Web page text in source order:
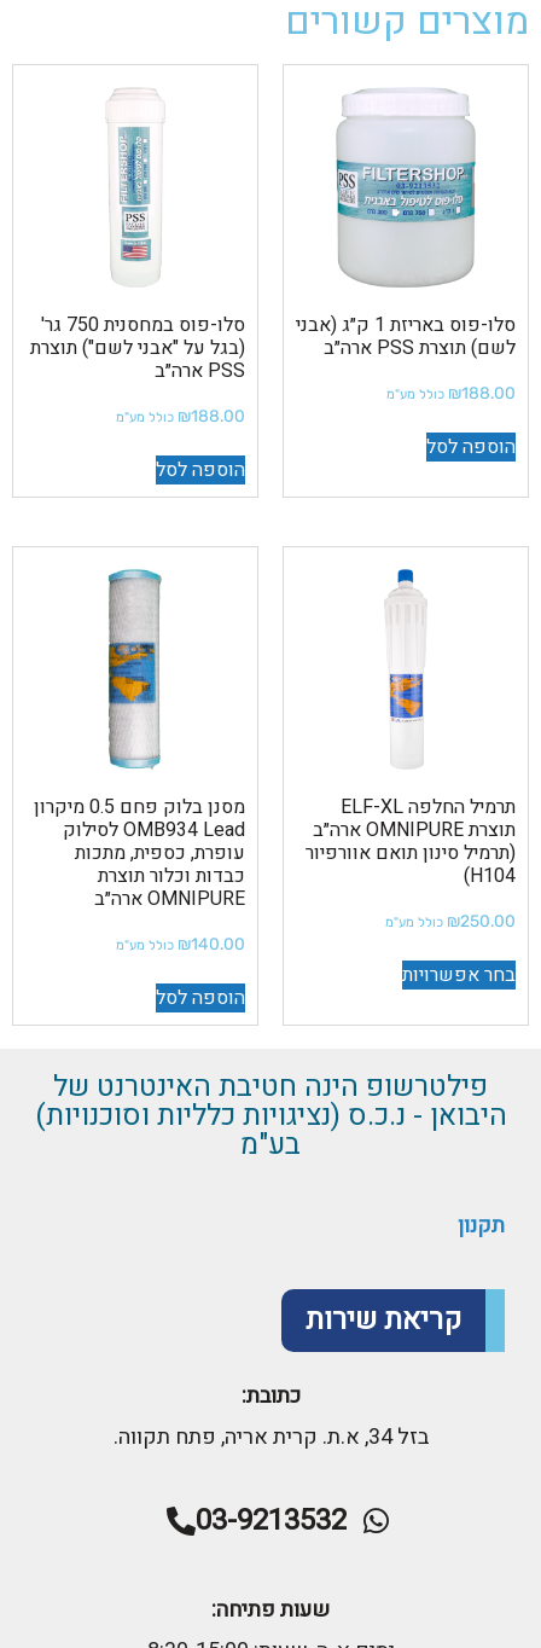
מוצרים קשורים
סלו-פוס באריזת 1 ק״ג (אבני
לשם) תוצרת PSS ארה״ב
₪188.00 כולל מע"מ
הוספה לסל
סלו-פוס במחסנית 750 גר'
(בגל על "אבני לשם") תוצרת
PSS ארה״ב
₪188.00 כולל מע"מ
הוספה לסל
תרמיל החלפה ELF-XL
תוצרת OMNIPURE ארה״ב
(תרמיל סינון תואם אוורפיור
H104)
₪250.00 כולל מע"מ
בחר אפשרויות
מסנן בלוק פחם 0.5 מיקרון
OMB934 Lead לסילוק
עופרת, כספית, מתכות
כבדות וכלור תוצרת
OMNIPURE ארה״ב
₪140.00 כולל מע"מ
הוספה לסל
פילטרשופ הינה חטיבת האינטרנט של
היבואן - נ.כ.ס (נציגויות כלליות וסוכנויות)
בע"מ
תקנון
קריאת שירות
כתובת:
בזל 34, א.ת. קרית אריה, פתח תקווה.
03-9213532
שעות פתיחה: